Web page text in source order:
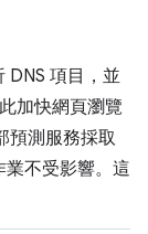
DNS 項目，並
加快網頁瀏覽
預測服務採取
不受影響。這